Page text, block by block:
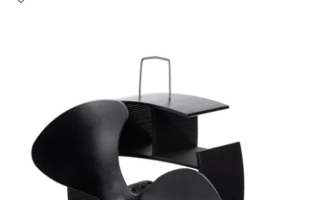
Marine & Caravan
Alarm/Sikkerhet
Oppvarming